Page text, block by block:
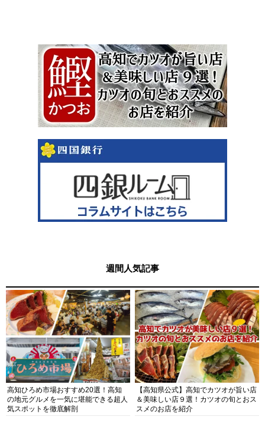
週間人気記事
高知ひろめ市場おすすめ20選！高知
の地元グルメを一気に堪能できる超人
気スポットを徹底解剖
【高知県公式】高知でカツオが旨い店
＆美味しい店９選！カツオの旬とおス
スメのお店を紹介